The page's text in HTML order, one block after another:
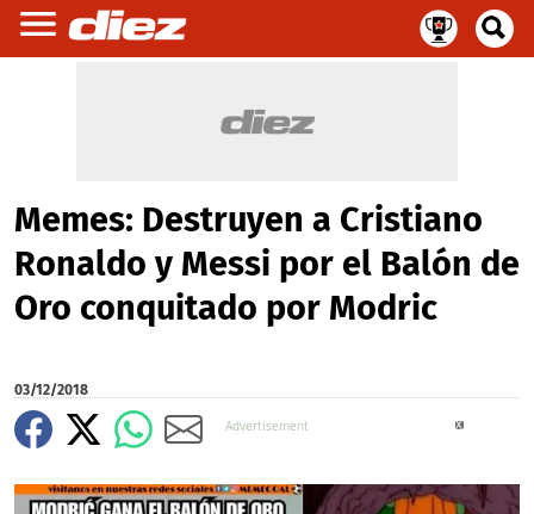
Memes: Destruyen a Cristiano
Ronaldo y Messi por el Balón de
Oro conquitado por Modric
03/12/2018
X